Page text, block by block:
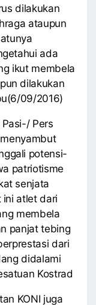
dilakukan
ataupun
ada
ikut membela
dilakukan
09/2016)
Pers
potensi-
patriotisme
senjata
ini atlet dari
membela
panjat tebing
dari
didalami
Kostrad
KONI juga